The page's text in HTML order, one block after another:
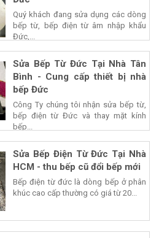
Quý khách đang sửa dụng các dòng
bếp từ, bếp điện từ âm nhập khẩu
Đức,...
Sửa Bếp Từ Đức Tại Nhà Tân
Bình - Cung cấp thiết bị nhà
bếp Đức
Công Ty chúng tôi nhận sửa bếp từ,
bếp điện từ Đức và thay mặt kính
bếp...
Sửa Bếp Điện Từ Đức Tại Nhà
HCM - thu bếp cũ đổi bếp mới
Bếp điện từ đức là dòng bếp ở phân
khúc cao cấp thường có giá từ 20...